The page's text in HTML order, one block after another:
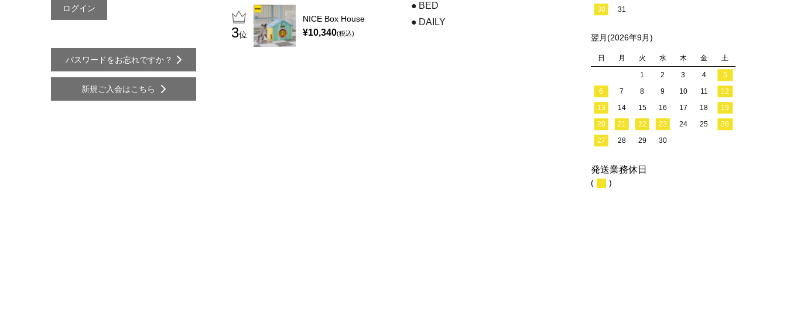
パスワードをお忘れですか ?
新規ご入会はこちら
位
NICE Box House
¥10,340(税込)
BED
DAILY
30
31
翌月(2026年9月)
日 月 火 水 木 金 土
1 2 3 4
5
6
7 8 9 10 11
12
13
14 15 16 17 18
19
20
21 22 23 24 25
26
27
28 29 30
発送業務休日
( )